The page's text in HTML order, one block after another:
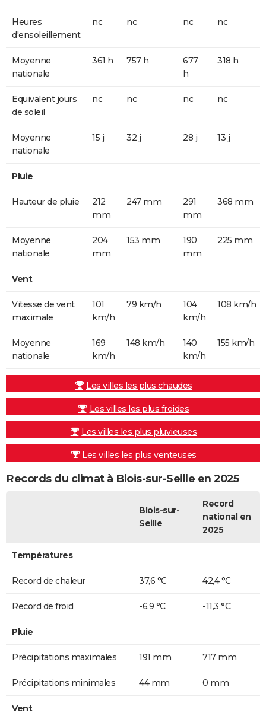
Heures
d'ensoleillement
nc nc nc nc
Moyenne
nationale
361 h 757 h
677
h
318 h
Equivalent jours
de soleil
nc nc nc nc
Moyenne
nationale
15 j 32 j 28 j 13 j
Pluie
Hauteur de pluie
212
mm
247 mm
291
mm
368 mm
Moyenne
nationale
204
mm
153 mm
190
mm
225 mm
Vent
Vitesse de vent
maximale
101
km/h
79 km/h
104
km/h
108 km/h
Moyenne
nationale
169
km/h
148 km/h
140
km/h
155 km/h
Les villes les plus chaudes
Les villes les plus froides
Les villes les plus pluvieuses
Les villes les plus venteuses
Records du climat à Blois-sur-Seille en 2025
Blois-sur-
Seille
Record
national en
2025
Températures
Record de chaleur 37,6 °C 42,4 °C
Record de froid -6,9 °C -11,3 °C
Pluie
Précipitations maximales 191 mm 717 mm
Précipitations minimales 44 mm 0 mm
Vent